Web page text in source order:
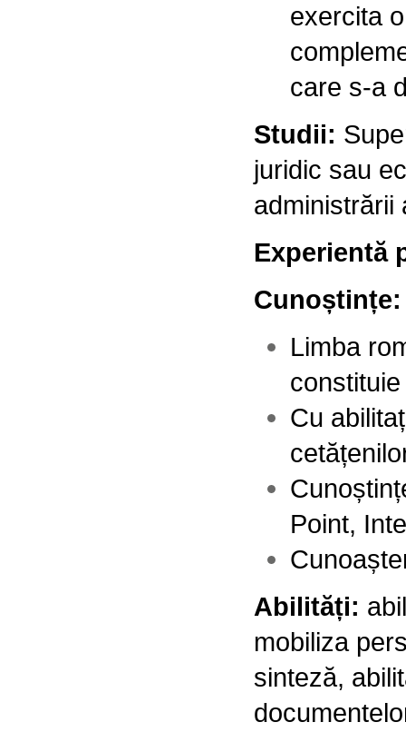
exercita
care s-a
Studii:
juridic sau
administrării
Experientă
Limba
Cu
Point,
Abilități:
mobiliza
sinteză,